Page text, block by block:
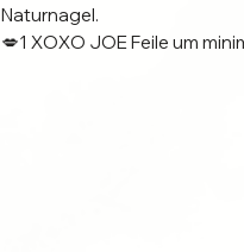
Naturnagel.
💋1 XOXO JOE Feile um